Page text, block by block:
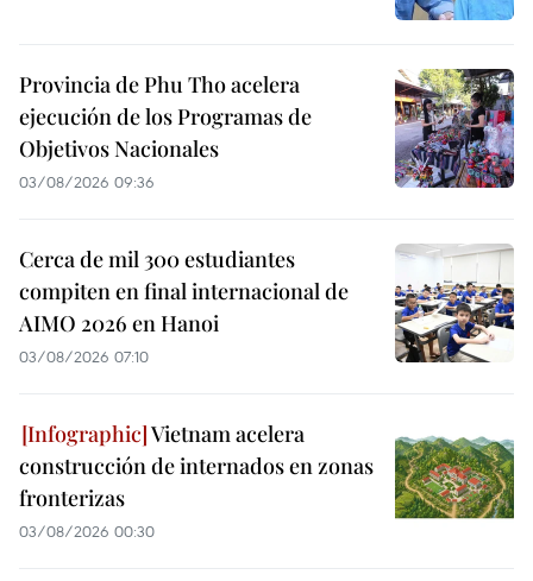
Provincia de Phu Tho acelera
ejecución de los Programas de
Objetivos Nacionales
03/08/2026 09:36
Cerca de mil 300 estudiantes
compiten en final internacional de
AIMO 2026 en Hanoi
03/08/2026 07:10
Vietnam acelera
construcción de internados en zonas
fronterizas
03/08/2026 00:30